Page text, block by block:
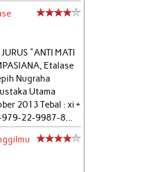
"ANTI MATI
Etalase
Nugraha
Utama
2013 Tebal : xi +
22-9987-8...